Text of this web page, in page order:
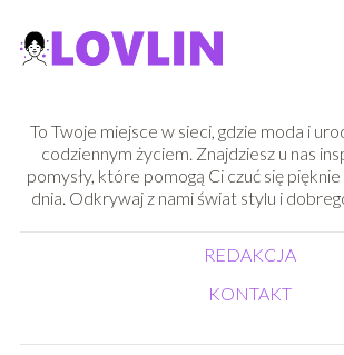
To Twoje miejsce w sieci, gdzie moda i
codziennym życiem. Znajdziesz u nas
pomysły, które pomogą Ci czuć się
dnia. Odkrywaj z nami świat stylu i
REDAKCJA
KONTAKT